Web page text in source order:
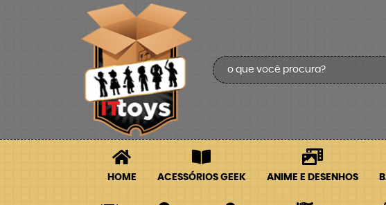
HOME ACESSÓRIOS GEEK ANIME E DESENHOS